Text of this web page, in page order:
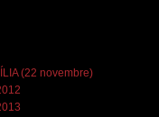
(22 novembre)